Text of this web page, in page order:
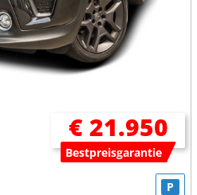
€ 21.950
Bestpreisgarantie
P